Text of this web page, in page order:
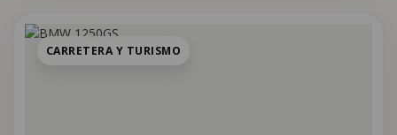
CARRETERA Y TURISMO